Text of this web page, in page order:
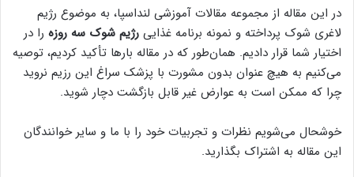
در این مقاله از مجموعه مقالات آموزشی لنداسپا، به موضوع رژیم
لاغری شوک پرداخته و نمونه برنامه غذایی رژیم شوک سه روزه را در
اختیار شما قرار دادیم. همان‌طور که در مقاله بارها تأکید کردیم، توصیه
می‌کنیم به هیچ عنوان بدون مشورت با پزشک سراغ این رزیم نروید
چرا که ممکن است به عوارض غیر قابل بازگشت دچار شوید.
خوشحال می‌شویم نظرات و تجربیات خود را با ما و سایر خوانندگان
این مقاله به اشتراک بگذارید.